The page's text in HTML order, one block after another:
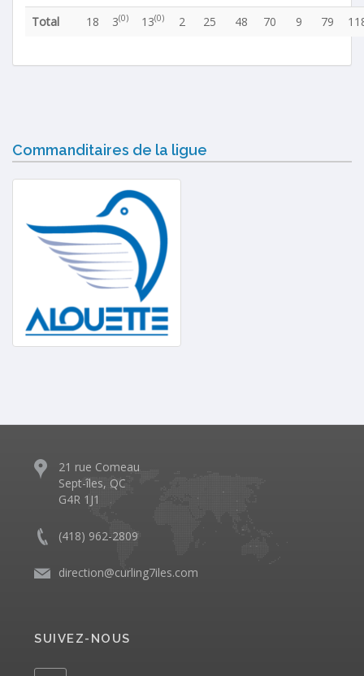
Total 18 3(0) 13(0) 2 25 48 70 9 79
Commanditaires de la ligue
21 rue Comeau
Sept-îles, QC
G4R 1J1
(418) 962-2809
direction@curling7iles.com
SUIVEZ-NOUS